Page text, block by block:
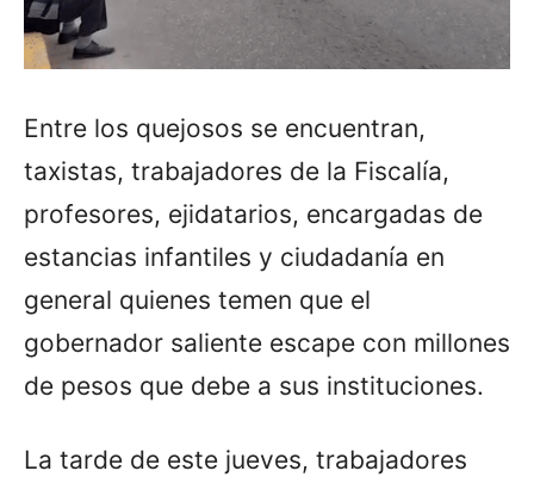
Entre los quejosos se encuentran,
taxistas, trabajadores de la Fiscalía,
profesores, ejidatarios, encargadas de
estancias infantiles y ciudadanía en
general quienes temen que el
gobernador saliente escape con millones
de pesos que debe a sus instituciones.
La tarde de este jueves, trabajadores